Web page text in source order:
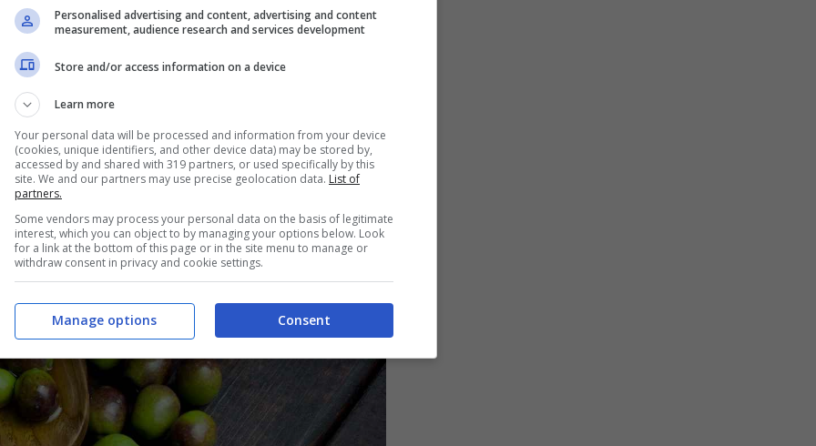
da banco
Personalised advertising and content, advertising and content
measurement, audience research and services development
Store and/or access information on a device
Learn more
Your personal data will be processed and information from your device
(cookies, unique identifiers, and other device data) may be stored by,
accessed by and shared with 319 partners, or used specifically by this
site. We and our partners may use precise geolocation data. List of
partners.
Some vendors may process your personal data on the basis of legitimate
interest, which you can object to by managing your options below. Look
for a link at the bottom of this page or in the site menu to manage or
withdraw consent in privacy and cookie settings.
Consent
Manage options